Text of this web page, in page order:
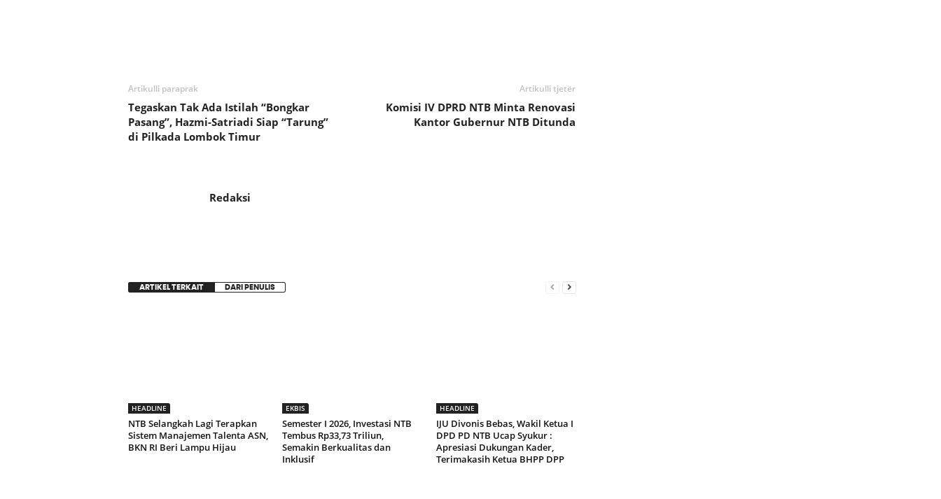
Artikulli paraprak
Tegaskan Tak Ada Istilah “Bongkar
Pasang”, Hazmi-Satriadi Siap “Tarung”
di Pilkada Lombok Timur
Artikulli tjetër
Komisi IV DPRD NTB Minta Renovasi
Kantor Gubernur NTB Ditunda
Redaksi
ARTIKEL TERKAIT DARI PENULIS
HEADLINE
NTB Selangkah Lagi Terapkan
Sistem Manajemen Talenta ASN,
BKN RI Beri Lampu Hijau
EKBIS
Semester I 2026, Investasi NTB
Tembus Rp33,73 Triliun,
Semakin Berkualitas dan
Inklusif
HEADLINE
IJU Divonis Bebas, Wakil Ketua I
DPD PD NTB Ucap Syukur :
Apresiasi Dukungan Kader,
Terimakasih Ketua BHPP DPP